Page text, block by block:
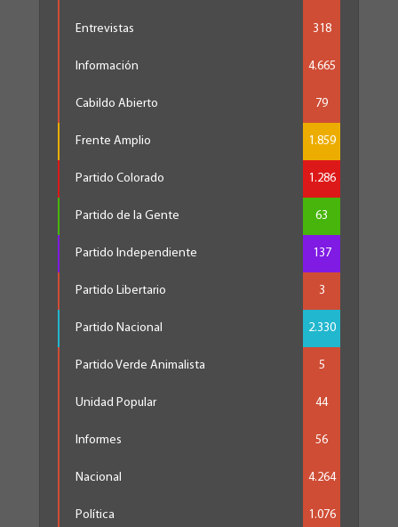
Entrevistas 318
Información 4.665
Cabildo Abierto 79
Frente Amplio 1.859
Partido Colorado 1.286
Partido de la Gente 63
Partido Independiente 137
Partido Libertario 3
Partido Nacional 2.330
Partido Verde Animalista 5
Unidad Popular 44
Informes 56
Nacional 4.264
Política 1.076